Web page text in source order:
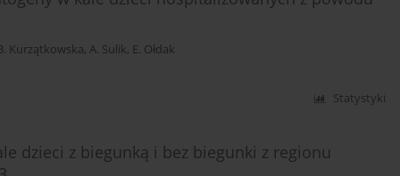
Kurzątkowska, A. Sulik, E. Ołdak
Statystyki
dzieci z biegunką i bez biegunki z regionu